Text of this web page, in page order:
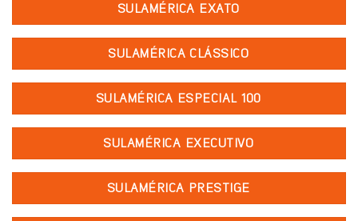
SULAMÉRICA EXATO
SULAMÉRICA CLÁSSICO
SULAMÉRICA ESPECIAL 100
SULAMÉRICA EXECUTIVO
SULAMÉRICA PRESTIGE